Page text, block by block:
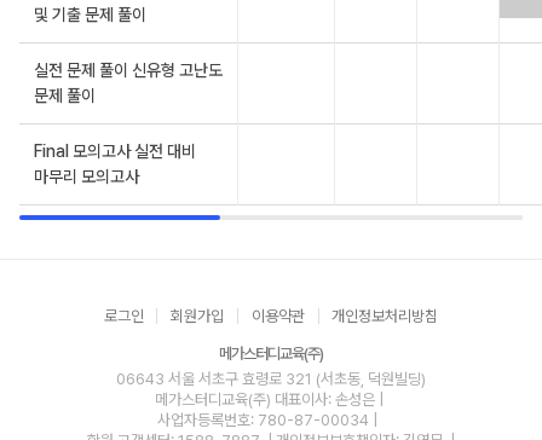
및 기출 문제 풀이
실전 문제 풀이 신유형 고난도
문제 풀이
Final 모의고사 실전 대비
마무리 모의고사
로그인 회원가입 이용약관 개인정보처리방침
메가스터디교육(주)
06643 서울 서초구 효령로 321 (서초동, 덕원빌딩)
메가스터디교육(주) 대표이사: 손성은 |
사업자등록번호: 780-87-00034